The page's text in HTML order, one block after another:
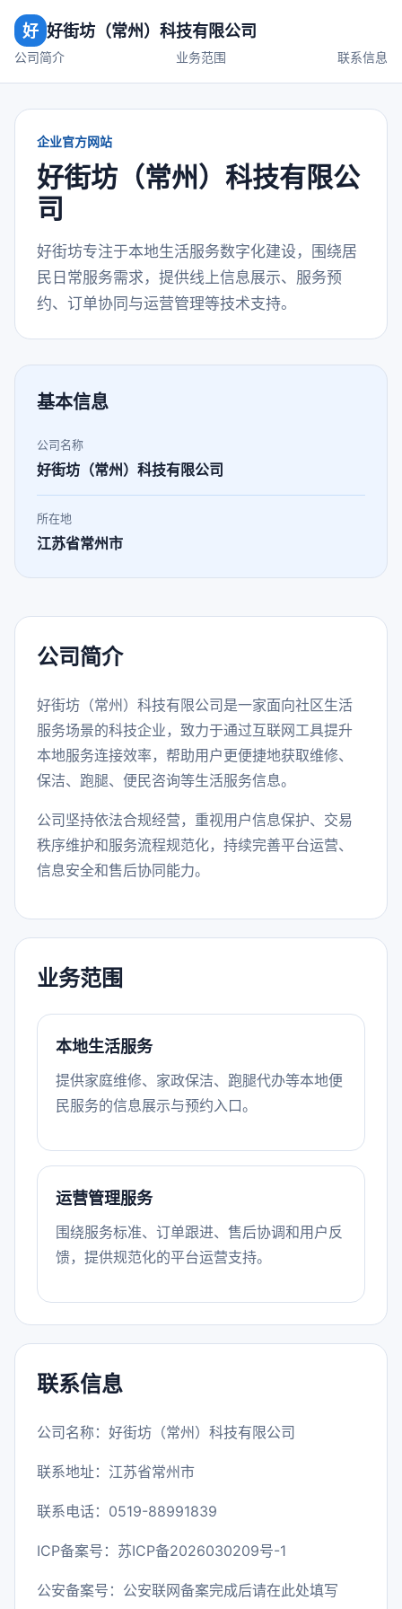
好 好街坊（常州）科技有限公司
公司简介 业务范围 联系信息
企业官方网站
好街坊（常州）科技有限公
司
好街坊专注于本地生活服务数字化建设，围绕居
民日常服务需求，提供线上信息展示、服务预
约、订单协同与运营管理等技术支持。
基本信息
公司名称
好街坊（常州）科技有限公司
所在地
江苏省常州市
公司简介
好街坊（常州）科技有限公司是一家面向社区生活
服务场景的科技企业，致力于通过互联网工具提升
本地服务连接效率，帮助用户更便捷地获取维修、
保洁、跑腿、便民咨询等生活服务信息。
公司坚持依法合规经营，重视用户信息保护、交易
秩序维护和服务流程规范化，持续完善平台运营、
信息安全和售后协同能力。
业务范围
本地生活服务
提供家庭维修、家政保洁、跑腿代办等本地便
民服务的信息展示与预约入口。
运营管理服务
围绕服务标准、订单跟进、售后协调和用户反
馈，提供规范化的平台运营支持。
联系信息
公司名称：好街坊（常州）科技有限公司
联系地址：江苏省常州市
联系电话：0519-88991839
ICP备案号： 苏ICP备2026030209号-1
公安备案号：公安联网备案完成后请在此处填写